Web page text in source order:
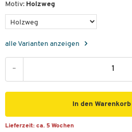
Motiv: Holzweg
alle Varianten anzeigen
-
In den Warenkorb
Lieferzeit: ca. 5 Wochen